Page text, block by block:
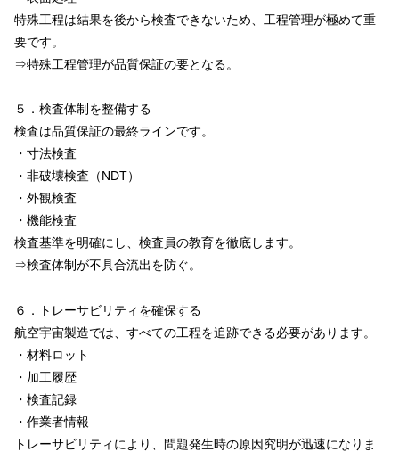
特殊工程は結果を後から検査できないため、工程管理が極めて重
要です。
⇒特殊工程管理が品質保証の要となる。
５．検査体制を整備する
検査は品質保証の最終ラインです。
・寸法検査
・非破壊検査（NDT）
・外観検査
・機能検査
検査基準を明確にし、検査員の教育を徹底します。
⇒検査体制が不具合流出を防ぐ。
６．トレーサビリティを確保する
航空宇宙製造では、すべての工程を追跡できる必要があります。
・材料ロット
・加工履歴
・検査記録
・作業者情報
トレーサビリティにより、問題発生時の原因究明が迅速になりま